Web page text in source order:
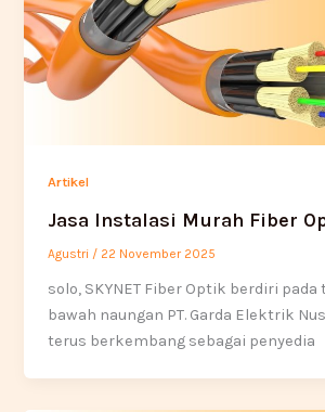
Artikel
Jasa Instalasi Murah Fiber
Agustri / 22 November 2025
solo, SKYNET Fiber Optik berdiri pada
bawah naungan PT. Garda Elektrik
terus berkembang sebagai penyedia